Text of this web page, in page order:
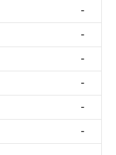
-
-
-
-
-
-